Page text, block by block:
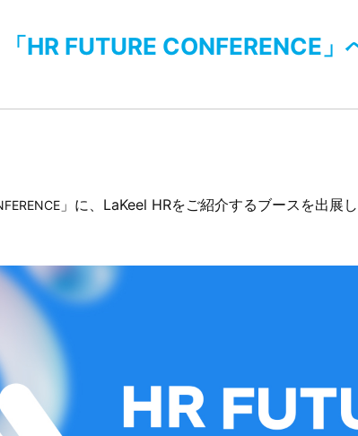
「HR FUTURE CONFERENCE
」に、LaKeel HRをご紹介するブースを出展